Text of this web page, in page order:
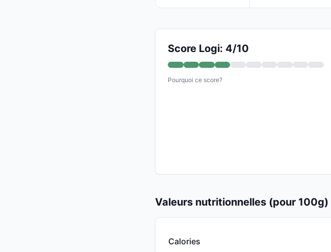
Score Logi: 4/10
Pourquoi ce score?
Valeurs nutritionnelles (pour 100g)
Calories